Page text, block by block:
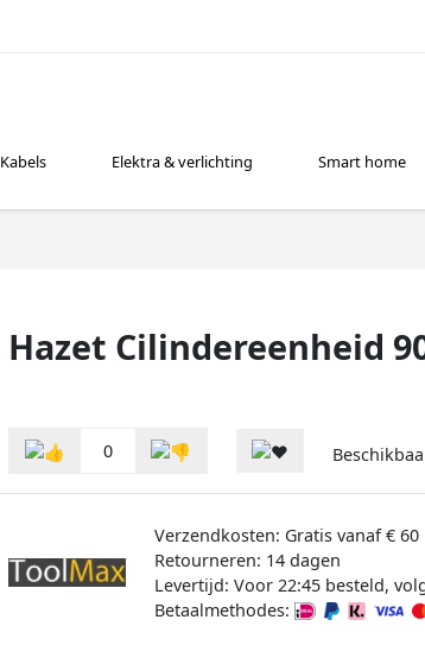
Kabels Elektra & verlichting Smart home
Hazet Cilindereenheid
0
Verzendkosten: Gratis vanaf € 60
Retourneren: 14 dagen
Levertijd: Voor 22:45 besteld,
Betaalmethodes: